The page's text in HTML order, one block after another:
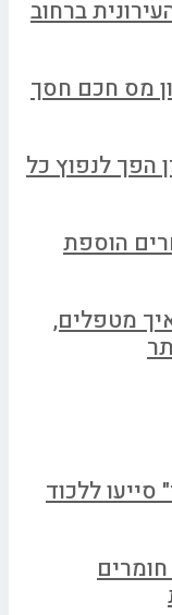
ברחוב
מס חכם חסך
הפך לנפוץ כל
הוספת
מטפלים,
סייעו ללכוד